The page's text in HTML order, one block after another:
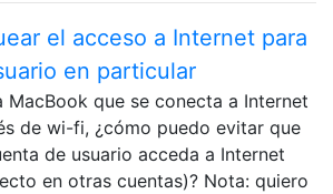
el acceso a Internet para
en particular
MacBook que se conecta a Internet
de wi-fi, ¿cómo puedo evitar que
de usuario acceda a Internet
en otras cuentas)? Nota: quiero